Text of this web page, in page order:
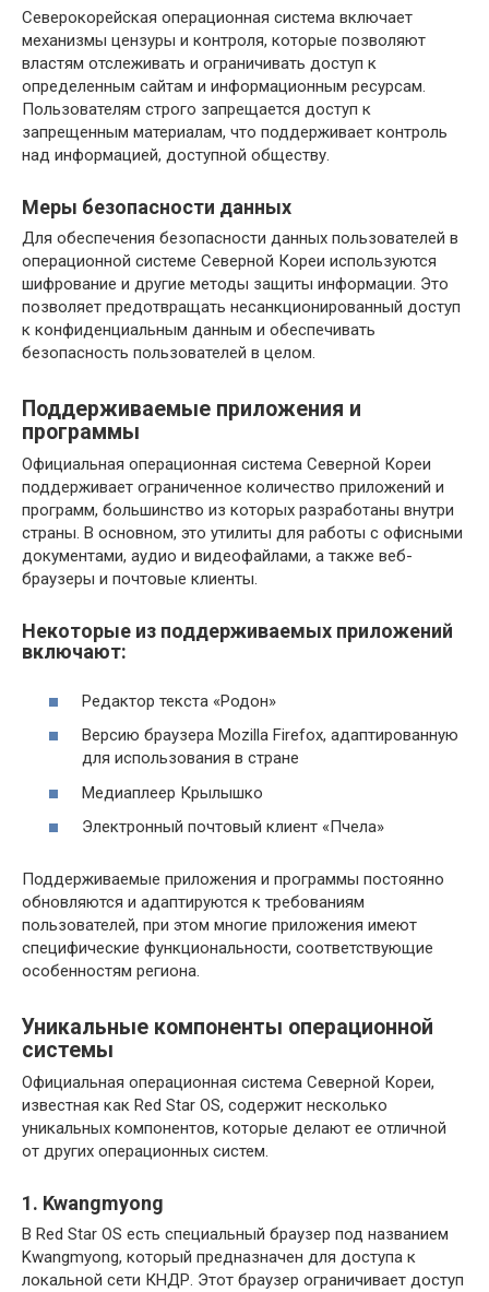
Северокорейская операционная система включает
механизмы цензуры и контроля, которые позволяют
властям отслеживать и ограничивать доступ к
определенным сайтам и информационным ресурсам.
Пользователям строго запрещается доступ к
запрещенным материалам, что поддерживает контроль
над информацией, доступной обществу.
Меры безопасности данных
Для обеспечения безопасности данных пользователей в
операционной системе Северной Кореи используются
шифрование и другие методы защиты информации. Это
позволяет предотвращать несанкционированный доступ
к конфиденциальным данным и обеспечивать
безопасность пользователей в целом.
Поддерживаемые приложения и
программы
Официальная операционная система Северной Кореи
поддерживает ограниченное количество приложений и
программ, большинство из которых разработаны внутри
страны. В основном, это утилиты для работы с офисными
документами, аудио и видеофайлами, а также веб-
браузеры и почтовые клиенты.
Некоторые из поддерживаемых приложений
включают:
Редактор текста «Родон»
Версию браузера Mozilla Firefox, адаптированную
для использования в стране
Медиаплеер Крылышко
Электронный почтовый клиент «Пчела»
Поддерживаемые приложения и программы постоянно
обновляются и адаптируются к требованиям
пользователей, при этом многие приложения имеют
специфические функциональности, соответствующие
особенностям региона.
Уникальные компоненты операционной
системы
Официальная операционная система Северной Кореи,
известная как Red Star OS, содержит несколько
уникальных компонентов, которые делают ее отличной
от других операционных систем.
1. Kwangmyong
В Red Star OS есть специальный браузер под названием
Kwangmyong, который предназначен для доступа к
локальной сети КНДР. Этот браузер ограничивает доступ